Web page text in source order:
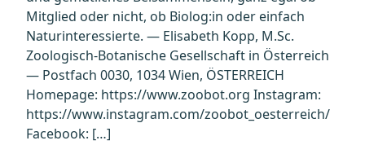
Mitglied oder nicht, ob Biolog:in oder einfach
Naturinteressierte. — Elisabeth Kopp, M.Sc.
Zoologisch-Botanische Gesellschaft in Österreich
— Postfach 0030, 1034 Wien, ÖSTERREICH
Homepage: https://www.zoobot.org Instagram:
https://www.instagram.com/zoobot_oesterreich/
Facebook: […]